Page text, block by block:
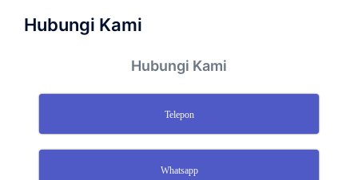
Hubungi Kami
Hubungi Kami
Telepon
Whatsapp